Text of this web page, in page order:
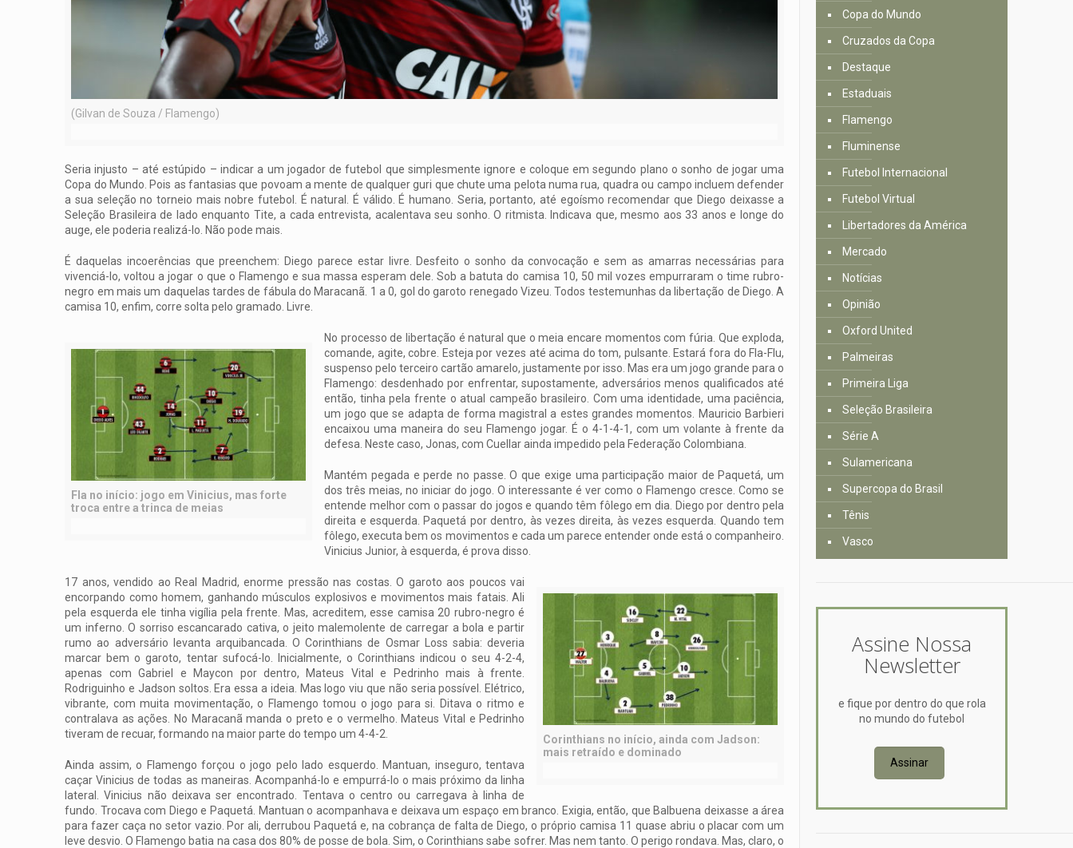
(Gilvan de Souza / Flamengo)
Seria injusto – até estúpido – indicar a um jogador de futebol que simplesmente ignore e coloque em segundo plano o sonho de jogar uma
Copa do Mundo. Pois as fantasias que povoam a mente de qualquer guri que chute uma pelota numa rua, quadra ou campo incluem defender
a sua seleção no torneio mais nobre futebol. É natural. É válido. É humano. Seria, portanto, até egoísmo recomendar que Diego deixasse a
Seleção Brasileira de lado enquanto Tite, a cada entrevista, acalentava seu sonho. O ritmista. Indicava que, mesmo aos 33 anos e longe do
auge, ele poderia realizá-lo. Não pode mais.
É daquelas incoerências que preenchem: Diego parece estar livre. Desfeito o sonho da convocação e sem as amarras necessárias para
vivenciá-lo, voltou a jogar o que o Flamengo e sua massa esperam dele. Sob a batuta do camisa 10, 50 mil vozes empurraram o time rubro-
negro em mais um daquelas tardes de fábula do Maracanã. 1 a 0, gol do garoto renegado Vizeu. Todos testemunhas da libertação de Diego. A
camisa 10, enfim, corre solta pelo gramado. Livre.
Fla no início: jogo em Vinicius, mas forte
troca entre a trinca de meias
No processo de libertação é natural que o meia encare momentos com fúria. Que exploda,
comande, agite, cobre. Esteja por vezes até acima do tom, pulsante. Estará fora do Fla-Flu,
suspenso pelo terceiro cartão amarelo, justamente por isso. Mas era um jogo grande para o
Flamengo: desdenhado por enfrentar, supostamente, adversários menos qualificados até
então, tinha pela frente o atual campeão brasileiro. Com uma identidade, uma paciência,
um jogo que se adapta de forma magistral a estes grandes momentos. Mauricio Barbieri
encaixou uma maneira do seu Flamengo jogar. É o 4-1-4-1, com um volante à frente da
defesa. Neste caso, Jonas, com Cuellar ainda impedido pela Federação Colombiana.
Mantém pegada e perde no passe. O que exige uma participação maior de Paquetá, um
dos três meias, no iniciar do jogo. O interessante é ver como o Flamengo cresce. Como se
entende melhor com o passar do jogos e quando têm fôlego em dia. Diego por dentro pela
direita e esquerda. Paquetá por dentro, às vezes direita, às vezes esquerda. Quando tem
fôlego, executa bem os movimentos e cada um parece entender onde está o companheiro.
Vinicius Junior, à esquerda, é prova disso.
Corinthians no início, ainda com Jadson:
mais retraído e dominado
17 anos, vendido ao Real Madrid, enorme pressão nas costas. O garoto aos poucos vai
encorpando como homem, ganhando músculos explosivos e movimentos mais fatais. Ali
pela esquerda ele tinha vigília pela frente. Mas, acreditem, esse camisa 20 rubro-negro é
um inferno. O sorriso escancarado cativa, o jeito malemolente de carregar a bola e partir
rumo ao adversário levanta arquibancada. O Corinthians de Osmar Loss sabia: deveria
marcar bem o garoto, tentar sufocá-lo. Inicialmente, o Corinthians indicou o seu 4-2-4,
apenas com Gabriel e Maycon por dentro, Mateus Vital e Pedrinho mais à frente.
Rodriguinho e Jadson soltos. Era essa a ideia. Mas logo viu que não seria possível. Elétrico,
vibrante, com muita movimentação, o Flamengo tomou o jogo para si. Ditava o ritmo e
contralava as ações. No Maracanã manda o preto e o vermelho. Mateus Vital e Pedrinho
tiveram de recuar, formando na maior parte do tempo um 4-4-2.
Ainda assim, o Flamengo forçou o jogo pelo lado esquerdo. Mantuan, inseguro, tentava
caçar Vinicius de todas as maneiras. Acompanhá-lo e empurrá-lo o mais próximo da linha
lateral. Vinicius não deixava ser encontrado. Tentava o centro ou carregava à linha de
fundo. Trocava com Diego e Paquetá. Mantuan o acompanhava e deixava um espaço em branco. Exigia, então, que Balbuena deixasse a área
para fazer caça no setor vazio. Por ali, derrubou Paquetá e, na cobrança de falta de Diego, o próprio camisa 11 quase abriu o placar com um
leve desvio. O Flamengo batia na casa dos 80% de posse de bola. Sim, o Corinthians sabe sofrer. Mas nem tanto. O perigo rondava. Mas, claro, o
Copa do Mundo
Cruzados da Copa
Destaque
Estaduais
Flamengo
Fluminense
Futebol Internacional
Futebol Virtual
Libertadores da América
Mercado
Notícias
Opinião
Oxford United
Palmeiras
Primeira Liga
Seleção Brasileira
Série A
Sulamericana
Supercopa do Brasil
Tênis
Vasco
Assine Nossa
Newsletter
e fique por dentro do que rola
no mundo do futebol
Assinar